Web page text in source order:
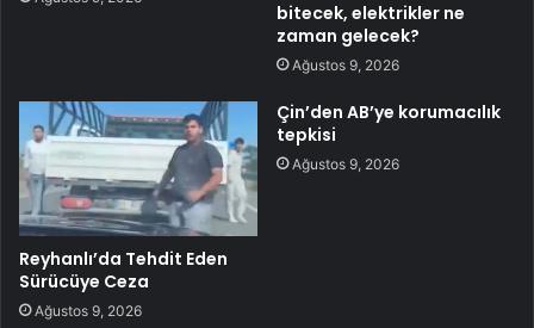
bitecek, elektrikler ne
zaman gelecek?
Ağustos 9, 2026
Reyhanlı’da Tehdit Eden
Sürücüye Ceza
Ağustos 9, 2026
Çin’den AB’ye korumacılık
tepkisi
Ağustos 9, 2026